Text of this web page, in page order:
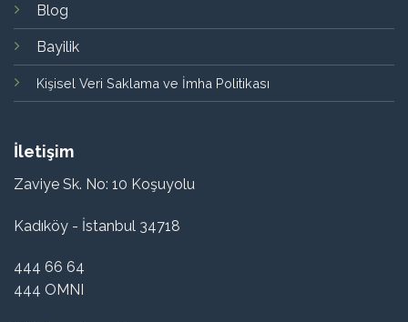
Blog
Bayilik
Kişisel Veri Saklama ve İmha Politikası
İletişim
Zaviye Sk. No: 10 Koşuyolu
Kadıköy - İstanbul 34718
444 66 64
444 OMNI